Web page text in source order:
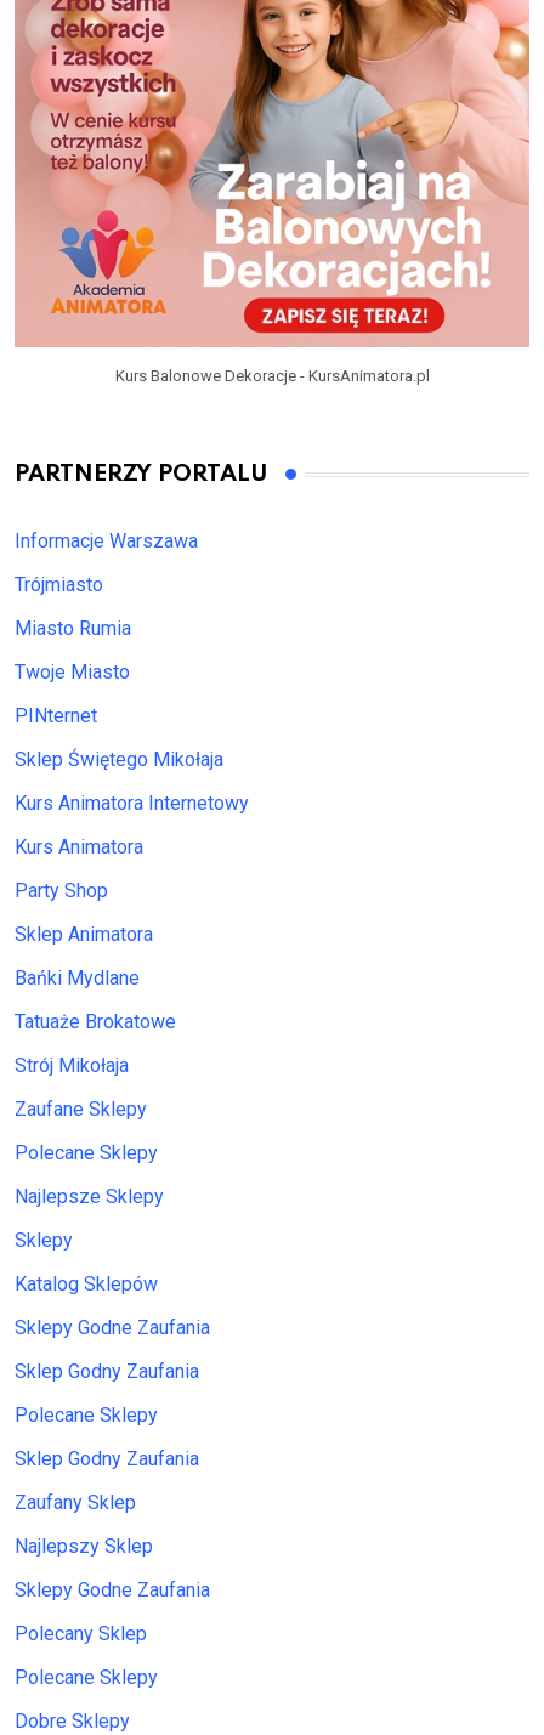
Kurs Balonowe Dekoracje - KursAnimatora.pl
PARTNERZY PORTALU
Informacje Warszawa
Trójmiasto
Miasto Rumia
Twoje Miasto
PINternet
Sklep Świętego Mikołaja
Kurs Animatora Internetowy
Kurs Animatora
Party Shop
Sklep Animatora
Bańki Mydlane
Tatuaże Brokatowe
Strój Mikołaja
Zaufane Sklepy
Polecane Sklepy
Najlepsze Sklepy
Sklepy
Katalog Sklepów
Sklepy Godne Zaufania
Sklep Godny Zaufania
Polecane Sklepy
Sklep Godny Zaufania
Zaufany Sklep
Najlepszy Sklep
Sklepy Godne Zaufania
Polecany Sklep
Polecane Sklepy
Dobre Sklepy